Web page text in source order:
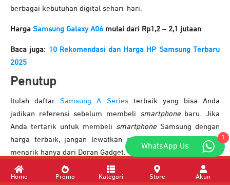
berbagai kebutuhan digital sehari-hari.
Harga Samsung Galaxy A06 mulai dari Rp1,2 – 2,1 jutaan
Baca juga: 10 Rekomendasi dan Harga HP Samsung Terbaru
2025
Penutup
Itulah daftarSamsung A Seriesterbaik yang bisa Anda
jadikan referensi sebelum membeli smartphonebaru. Jika
Anda tertarik untuk membeli smartphone Samsung dengan
harga terbaik, jangan lewatkan promo Samsung A Series
menarik hanya dari Doran Gadget.
Untuk info lebih lengkap dan penawaran spesial, Anda bisa
1
WhatsApp Us
Home Promo Kategori Store Akun